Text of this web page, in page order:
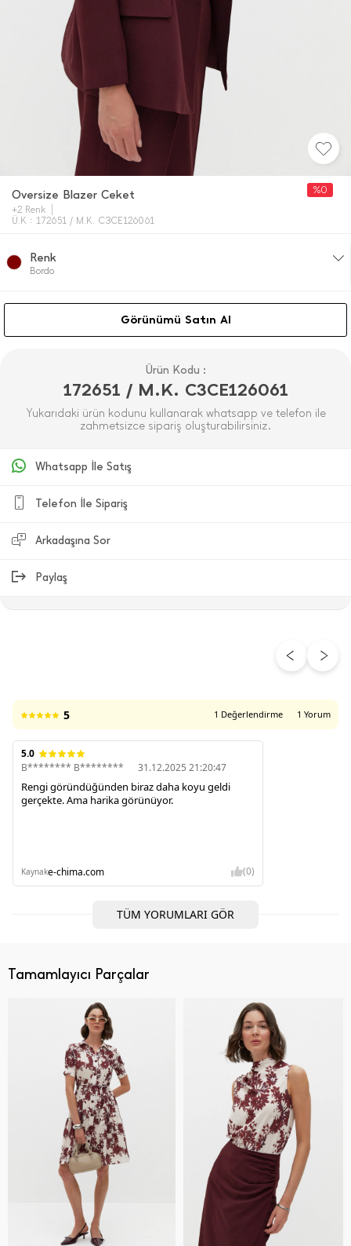
Oversize Blazer Ceket
+2 Renk
Ü.K : 172651 / M.K. C3CE126061
%0
Renk
Bordo
Görünümü Satın Al
Ürün Kodu :
172651 / M.K. C3CE126061
Yukarıdaki ürün kodunu kullanarak whatsapp ve telefon ile
zahmetsizce sipariş oluşturabilirsiniz.
Whatsapp İle Satış
Telefon İle Sipariş
Arkadaşına Sor
Paylaş
5 1 Değerlendirme 1 Yorum
5.0
B******** B********
31.12.2025 21:20:47
Rengi göründüğünden biraz daha koyu geldi
gerçekte. Ama harika görünüyor.
Kaynake-chima.com (0)
TÜM YORUMLARI GÖR
Tamamlayıcı Parçalar